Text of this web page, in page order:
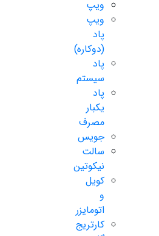
ویپ
ویپ
پاد
(دوکاره)
پاد
سیستم
پاد
یکبار
مصرف
جویس
سالت
نیکوتین
کویل
و
اتومایزر
کارتریج